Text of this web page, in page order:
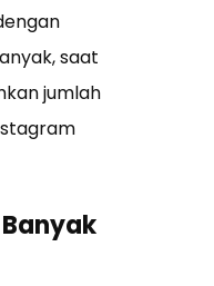
saat
jumlah